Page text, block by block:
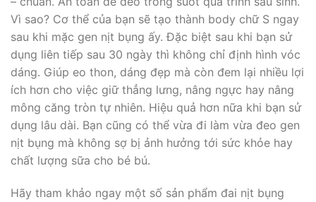
Vì sao? Cơ thể của bạn sẽ tạo thành body chữ S ngay
sau khi mặc gen nịt bụng ấy. Đặc biệt sau khi bạn sử
dụng liên tiếp sau 30 ngày thì không chỉ định hình vóc
dáng. Giúp eo thon, dáng đẹp mà còn đem lại nhiều lợi
ích hơn cho việc giữ thẳng lưng, nâng ngực hay nâng
mông căng tròn tự nhiên. Hiệu quả hơn nữa khi bạn sử
dụng lâu dài. Bạn cũng có thể vừa đi làm vừa đeo gen
nịt bụng mà không sợ bị ảnh hưởng tới sức khỏe hay
chất lượng sữa cho bé bú.
Hãy tham khảo ngay một số sản phẩm đai nịt bụng